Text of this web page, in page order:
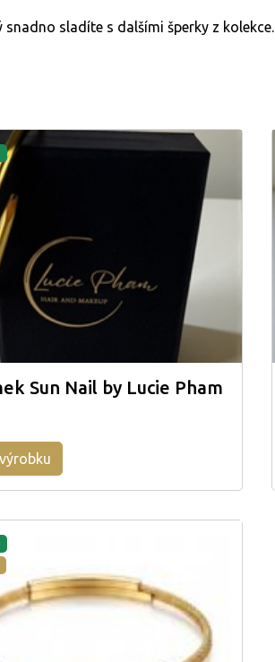
sladíte s dalšími šperky z kolekce.
Sun Nail by Lucie Pham